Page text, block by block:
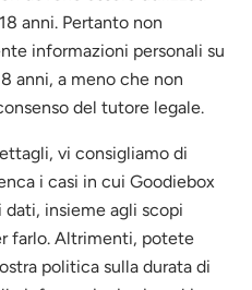
anni. Pertanto non
informazioni personali su
anni, a meno che non
del tutore legale.
vi consigliamo di
i casi in cui Goodiebox
insieme agli scopi
farlo. Altrimenti, potete
politica sulla durata di